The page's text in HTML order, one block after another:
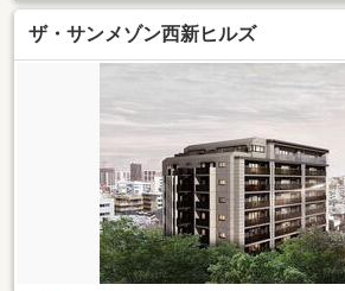
ザ・サンメゾン西新ヒルズ